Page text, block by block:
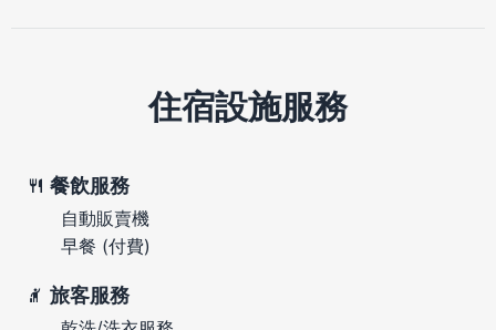
住宿設施服務
餐飲服務
自動販賣機
早餐 (付費)
旅客服務